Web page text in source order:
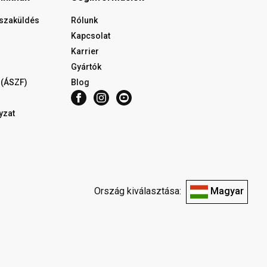
Rólunk
Kapcsolat
Karrier
Gyártók
Blog
Ország kiválasztása: Magyar